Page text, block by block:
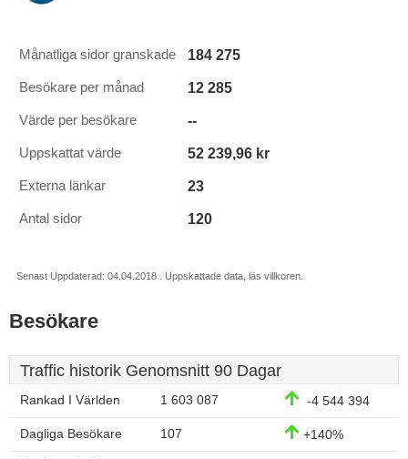
Månatliga sidor granskade 184 275
Besökare per månad 12 285
Värde per besökare --
Uppskattat värde 52 239,96 kr
Externa länkar 23
Antal sidor 120
Senast Uppdaterad: 04.04.2018 . Uppskattade data, läs villkoren.
Besökare
Traffic historik Genomsnitt 90 Dagar
Rankad I Världen 1 603 087 -4 544 394
Dagliga Besökare 107 +140%